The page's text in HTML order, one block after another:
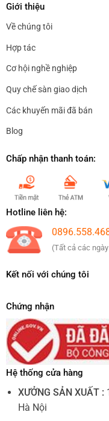
Giới thiệu
Về chúng tôi
Hợp tác
Cơ hội nghề nghiệp
Quy chế sàn giao dịch
Các khuyến mãi đã bán
Blog
Chấp nhận thanh toán:
Hotline liên hệ:
(Tất cả các
Kết nối với chúng tôi
Chứng nhận
Hệ thống cửa hàng
XƯỞNG SẢN XUẤT :
Hà Nội